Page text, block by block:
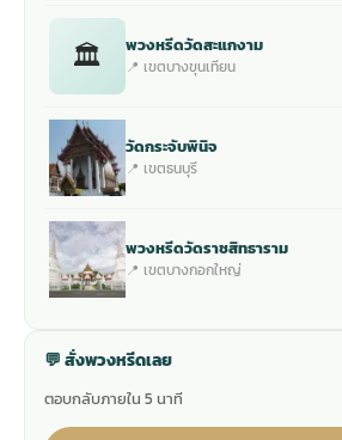
🏛 พวงหรีดวัดสะแกงาม
📍 เขตบางขุนเทียน
วัดกระจับพินิจ
📍 เขตธนบุรี
พวงหรีดวัดราชสิทธาราม
📍 เขตบางกอกใหญ่
💬 สั่งพวงหรีดเลย
ตอบกลับภายใน 5 นาที